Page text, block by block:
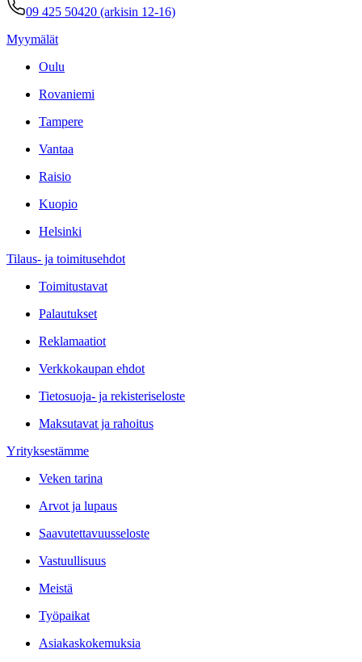
09 425 50420 (arkisin 12-16)
Myymälät
Oulu
Rovaniemi
Tampere
Vantaa
Raisio
Kuopio
Helsinki
Tilaus- ja toimitusehdot
Toimitustavat
Palautukset
Reklamaatiot
Verkkokaupan ehdot
Tietosuoja- ja rekisteriseloste
Maksutavat ja rahoitus
Yrityksestämme
Veken tarina
Arvot ja lupaus
Saavutettavuusseloste
Vastuullisuus
Meistä
Työpaikat
Asiakaskokemuksia